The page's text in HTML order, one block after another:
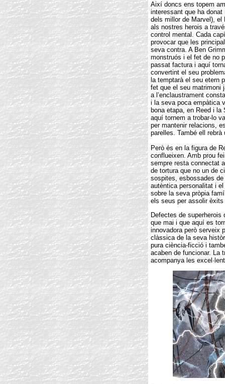
Així doncs ens topem
interessant que ha
dels millor de Marvel), el
als nostres herois a
control mental. Cada
provocar que les
seva contra. A Ben
monstruós i el fet de no
passat factura i aquí
convertint el seu
la temptarà el seu etern
fet que el seu matrimoni
a l’enclaustrament
i la seva poca empàtica
bona etapa, en Reed i
aquí tornem a trobar-lo
per mantenir relacions,
parelles. També ell rebrà
Però és en la figura de
conflueixen. Amb prou
sempre resta connectat
de tortura que no un de
sospites, esbossades
autèntica personalitat i
sobre la seva pròpia
els seus per assolir
Defectes de
que mai i que aquí es
innovadora però serveix
clàssica de la seva
pura ciència-ficció i
acaben de funcionar. La
acompanya les